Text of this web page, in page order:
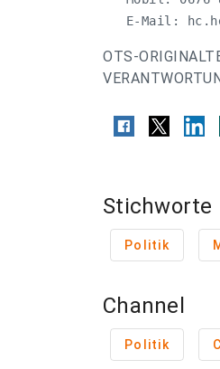
   E-Mail:
OTS-
Stichworte
Politik
Channel
Politik